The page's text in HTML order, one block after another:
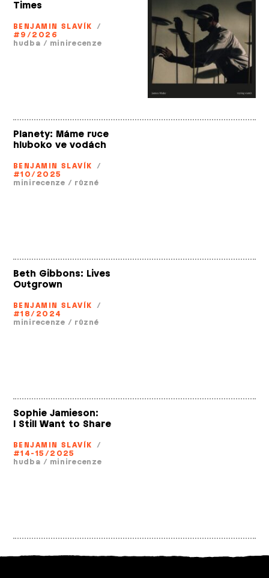
Times
BENJAMIN SLAVÍK /
#9/2026
hudba / minirecenze
Planety: Máme ruce
hluboko ve vodách
BENJAMIN SLAVÍK /
#10/2025
minirecenze / různé
Beth Gibbons: Lives
Outgrown
BENJAMIN SLAVÍK /
#18/2024
minirecenze / různé
Sophie Jamieson:
I Still Want to Share
BENJAMIN SLAVÍK /
#14-15/2025
hudba / minirecenze